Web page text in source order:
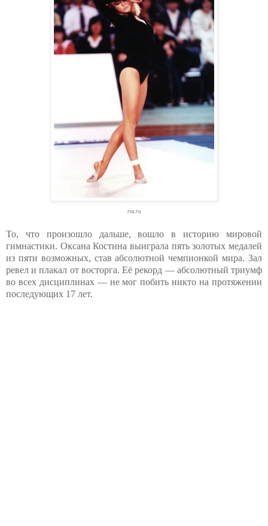
ria.ru
То, что произошло дальше, вошло в историю мировой
гимнастики. Оксана Костина выиграла пять золотых медалей
из пяти возможных, став абсолютной чемпионкой мира. Зал
ревел и плакал от восторга. Её рекорд — абсолютный триумф
во всех дисциплинах — не мог побить никто на протяжении
последующих 17 лет.